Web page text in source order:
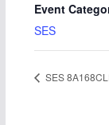
Event
SES
SES